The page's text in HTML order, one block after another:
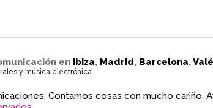
en Ibiza, Madrid, Barcelona,
y música electrónica
Contamos cosas con mucho cariño.